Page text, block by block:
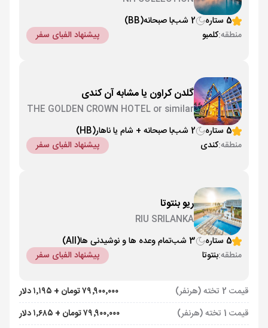
5 ستاره
2 شب با صبحانه(BB)
منطقه:کلمبو پیشنهاد الفبای سفر
گلدن کراون یا مشابه آن کندی
THE GOLDEN CROWN HOTEL or similar
5 ستاره
2 شب با صبحانه + شام یا ناهار(HB)
منطقه:کندی پیشنهاد الفبای سفر
ریو بنتوتا
RIU SRILANKA
5 ستاره
3 شب تمام وعده ها و نوشیدنی ها(All)
منطقه:بنتوتا پیشنهاد الفبای سفر
قیمت 2 تخته (هرنفر)
۷۹٬۹۰۰٬۰۰۰ تومان + ۱٬۱۹۵ دلار
قیمت 1 تخته (هرنفر)
۷۹٬۹۰۰٬۰۰۰ تومان + ۱٬۶۸۵ دلار